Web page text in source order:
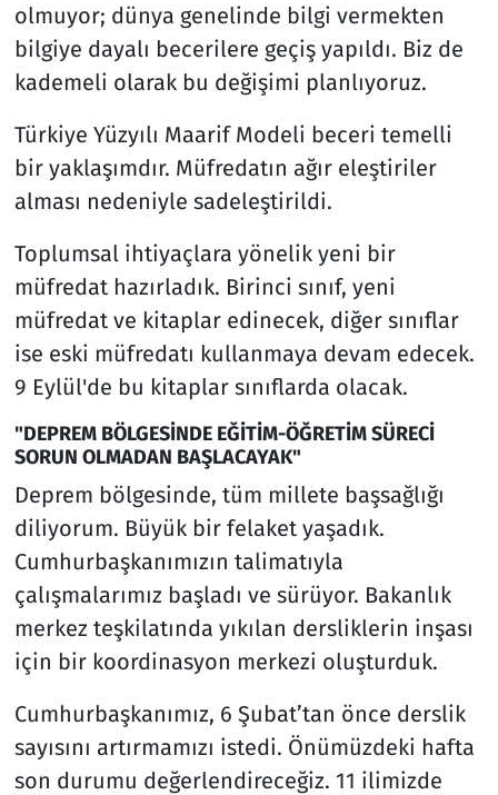
olmuyor; dünya genelinde bilgi vermekten
bilgiye dayalı becerilere geçiş yapıldı. Biz de
kademeli olarak bu değişimi planlıyoruz.
Türkiye Yüzyılı Maarif Modeli beceri temelli
bir yaklaşımdır. Müfredatın ağır eleştiriler
alması nedeniyle sadeleştirildi.
Toplumsal ihtiyaçlara yönelik yeni bir
müfredat hazırladık. Birinci sınıf, yeni
müfredat ve kitaplar edinecek, diğer sınıflar
ise eski müfredatı kullanmaya devam edecek.
9 Eylül'de bu kitaplar sınıflarda olacak.
"DEPREM BÖLGESİNDE EĞİTİM-ÖĞRETİM SÜRECİ
SORUN OLMADAN BAŞLACAYAK"
Deprem bölgesinde, tüm millete başsağlığı
diliyorum. Büyük bir felaket yaşadık.
Cumhurbaşkanımızın talimatıyla
çalışmalarımız başladı ve sürüyor. Bakanlık
merkez teşkilatında yıkılan dersliklerin inşası
için bir koordinasyon merkezi oluşturduk.
Cumhurbaşkanımız, 6 Şubat’tan önce derslik
sayısını artırmamızı istedi. Önümüzdeki hafta
son durumu değerlendireceğiz. 11 ilimizde